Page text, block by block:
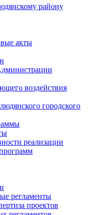
району
акты
воздействия
городского
реализации
регламенты
проектов